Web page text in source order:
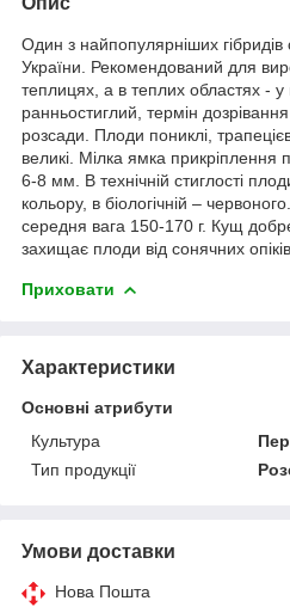
Один з найпопулярніших
України. Рекомендований для
теплицях, а в теплих областях - у
ранньостиглий, термін
розсади. Плоди пониклі,
великі. Мілка ямка прикріплення
6-8 мм. В технічній стиглості
кольору, в біологічній –
середня вага 150-170 г. Кущ
захищає плоди від сонячних опіків.
Приховати
Характеристики
Основні атрибути
Культура
Тип продукції
Умови доставки
Нова Пошта